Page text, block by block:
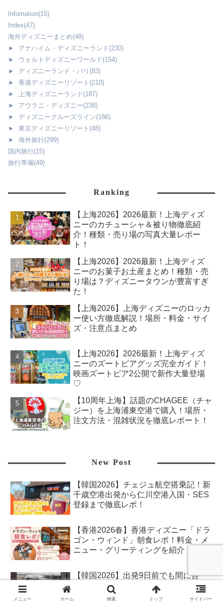
Infomation(15)
Index(47)
海外ディズニーまとめ(48)
►
アナハイム・ディズニーランド (230)
►
ウォルトディズニーワールド (154)
►
ディズニーランド・パリ (83)
►
香港ディズニーリゾート (210)
►
上海ディズニーランド (187)
►
アウラニ・ディズニー(238)
►
ディズニークルーズライン(186)
►
東京ディズニーリゾート (48)
►
海外旅行(299)
国内旅行(15)
旅行準備(49)
Ranking
【上海2026】2026最新！上海ディズ
ニーのカチューシャ＆被り物徹底紹
介！種類・売り場の写真大量レポー
ト！
【上海2026】2026最新！上海ディズ
ニーのお菓子お土産まとめ！種類・売
り場は？ディズニータウンが豊富すぎ
た！
【上海2026】上海ディズニーのロッカ
ー使い方徹底解説！場所・料金・サイ
ズ・注意点まとめ
【上海2026】2026最新！上海ディズ
ニーのズートピアグッズ完全ガイド！
映画ズートピア2公開で新作大量登場
♡
【10周年上海】話題のCHAGEE（チャ
ジー）を上海浦東空港で購入！場所・
注文方法・混雑状況を徹底レポート！
New Post
【韓国2026】チェジュ航空搭乗記！新
千歳空港出発から仁川空港入国・SES
登録まで徹底レポ！
【香港2026春】香港ディズニー「ドラ
ゴン・ウィンド」朝食レポ！料金・メ
ニュー・グリーティングを紹介
【韓国2026】出発9日前でも間に合
う！3泊4日の韓国旅行予約＆準備まと
め｜航空券・ホテル・パッキングを一
メニュー ホーム 検索 トップ サイドバー